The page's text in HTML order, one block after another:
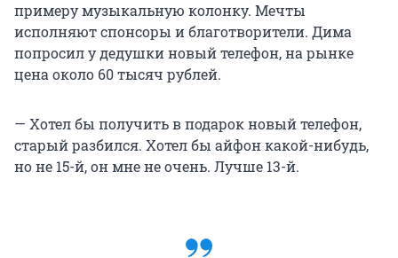
примеру музыкальную колонку. Мечты
исполняют спонсоры и благотворители. Дима
попросил у дедушки новый телефон, на рынке
цена около 60 тысяч рублей.
— Хотел бы получить в подарок новый телефон,
старый разбился. Хотел бы айфон какой-нибудь,
но не 15-й, он мне не очень. Лучше 13-й.